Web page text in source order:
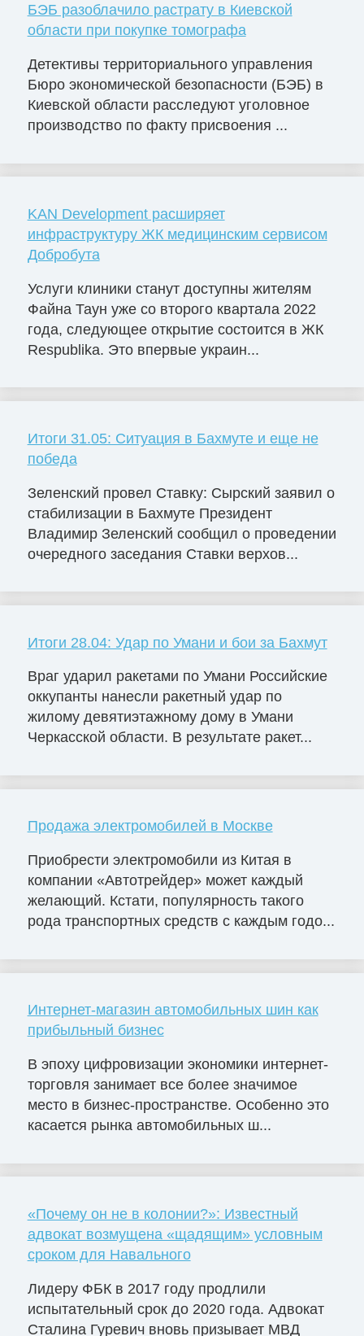
БЭБ разоблачило растрату в Киевской
области при покупке томографа
Детективы территориального управления
Бюро экономической безопасности (БЭБ) в
Киевской области расследуют уголовное
производство по факту присвоения ...
KAN Development расширяет
инфраструктуру ЖК медицинским сервисом
Добробута
Услуги клиники станут доступны жителям
Файна Таун уже со второго квартала 2022
года, следующее открытие состоится в ЖК
Respublika. Это впервые украин...
Итоги 31.05: Ситуация в Бахмуте и еще не
победа
Зеленский провел Ставку: Сырский заявил о
стабилизации в Бахмуте Президент
Владимир Зеленский сообщил о проведении
очередного заседания Ставки верхов...
Итоги 28.04: Удар по Умани и бои за Бахмут
Враг ударил ракетами по Умани Российские
оккупанты нанесли ракетный удар по
жилому девятиэтажному дому в Умани
Черкасской области. В результате ракет...
Продажа электромобилей в Москве
Приобрести электромобили из Китая в
компании «Автотрейдер» может каждый
желающий. Кстати, популярность такого
рода транспортных средств с каждым годо...
Интернет-магазин автомобильных шин как
прибыльный бизнес
В эпоху цифровизации экономики интернет-
торговля занимает все более значимое
место в бизнес-пространстве. Особенно это
касается рынка автомобильных ш...
«Почему он не в колонии?»: Известный
адвокат возмущена «щадящим» условным
сроком для Навального
Лидеру ФБК в 2017 году продлили
испытательный срок до 2020 года. Адвокат
Сталина Гуревич вновь призывает МВД